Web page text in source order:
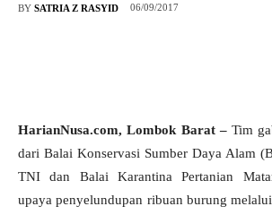
BY SATRIA Z RASYID 06/09/2017
HarianNusa.com, Lombok Barat –Tim
dari Balai Konservasi Sumber Daya Alam
TNI dan Balai Karantina Pertanian
upaya penyelundupan ribuan burung